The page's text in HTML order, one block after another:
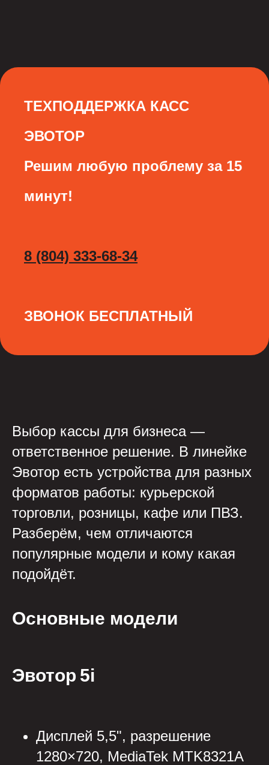
ТЕХПОДДЕРЖКА КАСС
ЭВОТОР
Решим любую проблему за 15
минут!
8 (804) 333-68-34
ЗВОНОК БЕСПЛАТНЫЙ
Выбор кассы для бизнеса —
ответственное решение. В линейке
Эвотор есть устройства для разных
форматов работы: курьерской
торговли, розницы, кафе или ПВЗ.
Разберём, чем отличаются
популярные модели и кому какая
подойдёт.
Основные модели
Эвотор 5i
Дисплей 5,5", разрешение
1280×720, MediaTek MTK8321A